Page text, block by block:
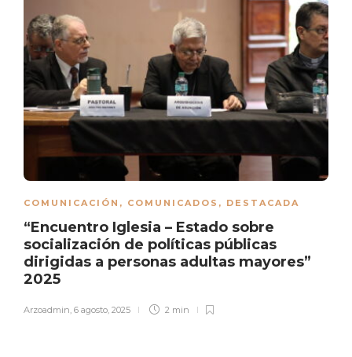
COMUNICACIÓN , COMUNICADOS , DESTACADA
“Encuentro Iglesia – Estado sobre
socialización de políticas públicas
dirigidas a personas adultas mayores”
2025
Arzoadmin, 6 agosto, 2025 2 min